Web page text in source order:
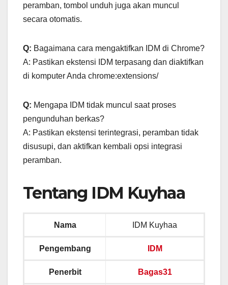
peramban, tombol unduh juga akan muncul
secara otomatis.
Q: Bagaimana cara mengaktifkan IDM di Chrome?
A: Pastikan ekstensi IDM terpasang dan diaktifkan
di komputer Anda chrome:extensions/
Q: Mengapa IDM tidak muncul saat proses
pengunduhan berkas?
A: Pastikan ekstensi terintegrasi, peramban tidak
disusupi, dan aktifkan kembali opsi integrasi
peramban.
Tentang IDM Kuyhaa
Nama IDM Kuyhaa
Pengembang IDM
Penerbit Bagas31